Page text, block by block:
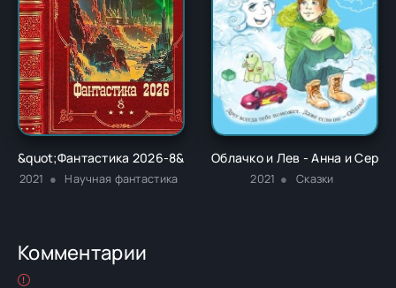
&quot;Фантастика 2026-8&quot;. Компиляция. Книги 1-30 -
2021 Научная фантастика
Облачко и Лев - Анна и
2021 Сказки
Комментарии